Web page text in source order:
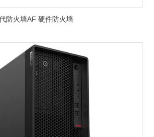
防火墙AF 硬件防火墙